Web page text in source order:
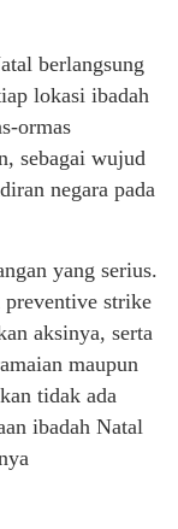
berlangsung
lokasi ibadah
ormas
sebagai wujud
negara pada
yang serius.
strike
aksinya, serta
maupun
tidak ada
ibadah Natal